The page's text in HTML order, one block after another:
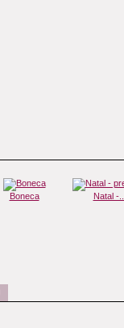
Boneca Natal -